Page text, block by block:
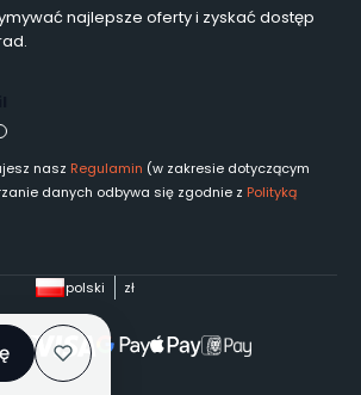
najlepsze oferty i zyskać dostęp
nasz Regulamin (w zakresie dotyczącym
danych odbywa się zgodnie z Polityką
polski zł